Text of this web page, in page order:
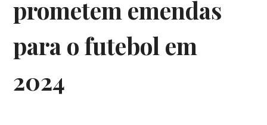
prometem emendas
para o futebol em
2024